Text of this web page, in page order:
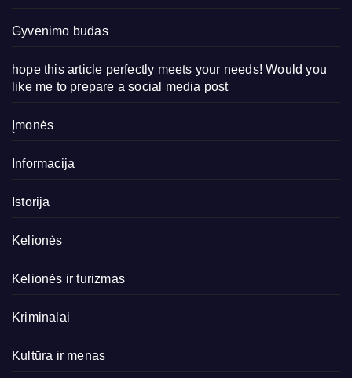
Gyvenimo būdas
hope this article perfectly meets your needs! Would you
like me to prepare a social media post
Įmonės
Informacija
Istorija
Kelionės
Kelionės ir turizmas
Kriminalai
Kultūra ir menas